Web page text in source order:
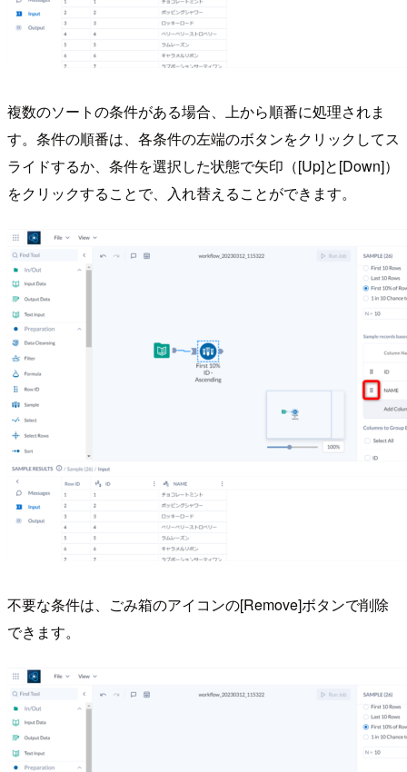
複数のソートの条件がある場合、上から順番に処理されま
す。条件の順番は、各条件の左端のボタンをクリックしてス
ライドするか、条件を選択した状態で矢印（[Up]と[Down]）
をクリックすることで、入れ替えることができます。
不要な条件は、ごみ箱のアイコンの[Remove]ボタンで削除
できます。